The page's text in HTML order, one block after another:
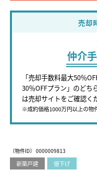
売却
仲介
「売却手数料最大50％
30％OFFプラン」のどち
は売却サイトをご確認く
※成約価格1000万円以上の物
〔物件ID〕 0000009813
新築戸建 値下げ